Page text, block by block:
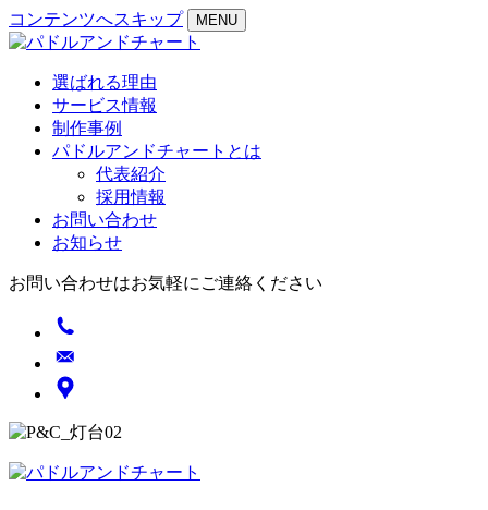
コンテンツへスキップ MENU
選ばれる理由
サービス情報
制作事例
パドルアンドチャートとは
代表紹介
採用情報
お問い合わせ
お知らせ
お問い合わせはお気軽にご連絡ください